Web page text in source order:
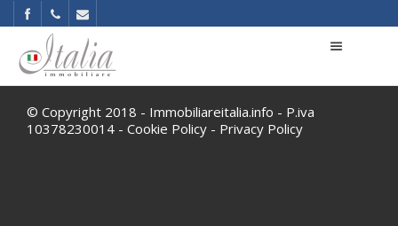
© Copyright 2018 - Immobiliareitalia.info - P.iva
10378230014 - Cookie Policy - Privacy Policy